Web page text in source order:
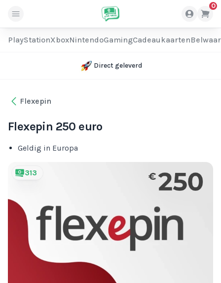
0
PlayStationXboxNintendoGamingCadeaukaarten
Direct geleverd
Flexepin
Flexepin 250 euro
Geldig in Europa
313